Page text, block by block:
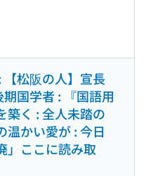
松阪の人】宣長
国学者 : 『国語用
築く : 全人未踏の
温かい愛が : 今日
」ここに読み取